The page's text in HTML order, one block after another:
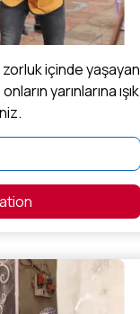
zorluk içinde yaşayan
yarınlarına ışık